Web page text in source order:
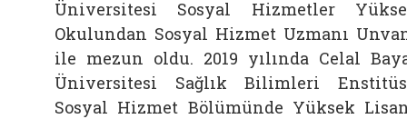
Üniversitesi Sosyal Hizmetler
Okulundan Sosyal Hizmet Uzmanı
ile mezun oldu. 2019 yılında Celal
Üniversitesi Sağlık Bilimleri
Sosyal Hizmet Bölümünde Yüksek